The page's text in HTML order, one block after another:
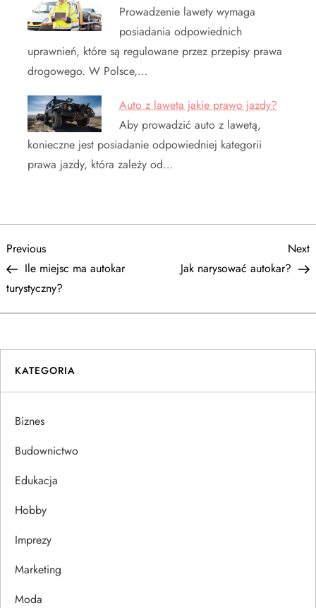
Prowadzenie lawety wymaga
posiadania odpowiednich
uprawnień, które są regulowane przez przepisy prawa
drogowego. W Polsce,…
Auto z laweta jakie prawo jazdy?
Aby prowadzić auto z lawetą,
konieczne jest posiadanie odpowiedniej kategorii
prawa jazdy, która zależy od…
N
a
w
i
g
a
c
a
w
p
Previous
Post
Previous
Ile miejsc ma autokar
turystyczny?
Next
Jak narysować autokar?
KATEGORIA
Biznes
Budownictwo
Edukacja
Hobby
Imprezy
Marketing
Moda